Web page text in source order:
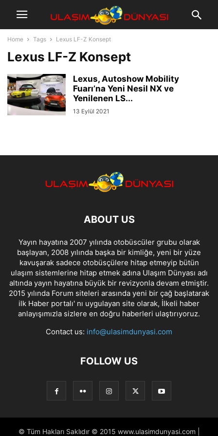
Home Tags Lexus LF-Z Konsept
Lexus LF-Z Konsept
Lexus, Autoshow Mobility
Fuarı’na Yeni Nesil NX ve
Yenilenen LS...
13 Eylül 2021
ABOUT US
Yayın hayatına 2007 yılında otobüscüler grubu olarak
başlayan, 2008 yılında başka bir kimliğe, yeni bir yüze
kavuşarak sadece otobüsçülere hitap etmeyip bütün
ulaşım sistemlerine hitap etmek adına Ulaşım Dünyası adı
altında yayın hayatına büyük bir revizyonla devam etmiştir.
2015 yılında Forum siteleri arasında yeni bir çağ başlatarak
ilk Haber portalı' nı uygulayan site olarak, İlkeli haber
anlayışımızla sizlere en doğru haberleri ulaştırıyoruz.
Contact us: info@ulasimdunyasi.com
FOLLOW US
© Tüm Hakları Saklıdır © 2015 www.ulasimdunyasi.com |